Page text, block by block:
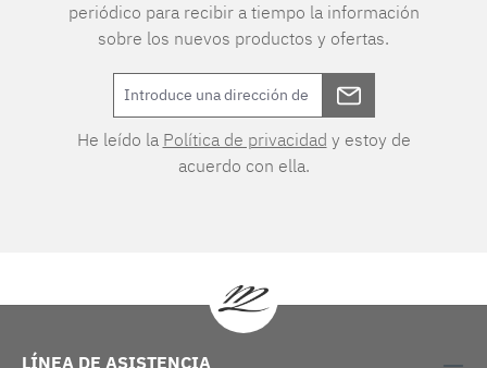
periódico para recibir a tiempo la información
sobre los nuevos productos y ofertas.
He leído la Política de privacidad y estoy de
acuerdo con ella.
LÍNEA DE ASISTENCIA